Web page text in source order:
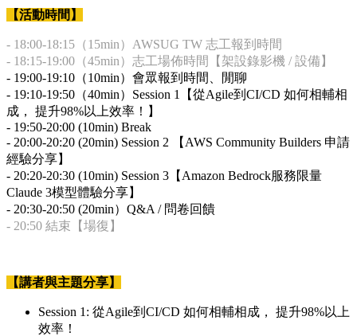
【活動時間】
- 18:00-18:15（15min）AWSUG TW 志工報到時間
- 18:15-19:00（45min）志工場佈時間【架設錄影機 / 設備】
- 19:00-19:10（10min）會眾報到時間、閒聊
- 19:10-19:50（40min）Session 1【從Agile到CI/CD 如何相輔相
成， 提升98%以上效率！】
- 19:50-20:00 (10min) Break
- 20:00-20:20 (20min) Session 2 【AWS Community Builders 申請
經驗分享】
- 20:20-20:30 (10min) Session 3【Amazon Bedrock服務限量
Claude 3模型體驗分享】
- 20:30-20:50 (20min）Q&A / 問卷回饋
- 20:50 結束【場復】
【講者與主題分享】
Session 1: 從Agile到CI/CD 如何相輔相成， 提升98%以上
效率！